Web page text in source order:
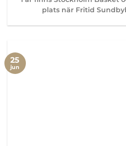
plats när Fritid
25
jun